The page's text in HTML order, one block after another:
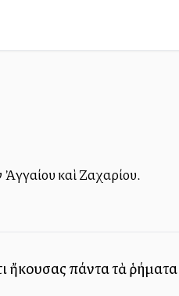
Ἀγγαίου καὶ Ζαχαρίου.
ἤκουσας πάντα τὰ